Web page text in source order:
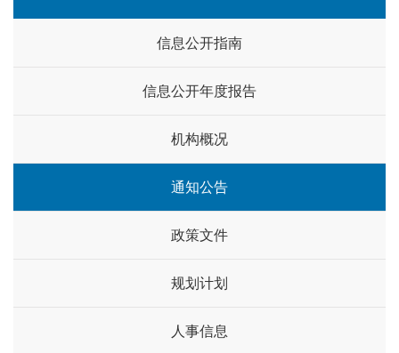
信息公开指南
信息公开年度报告
机构概况
通知公告
政策文件
规划计划
人事信息